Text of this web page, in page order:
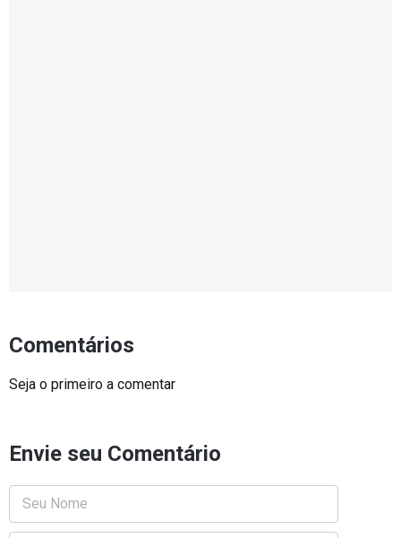
Comentários
Seja o primeiro a comentar
Envie seu Comentário